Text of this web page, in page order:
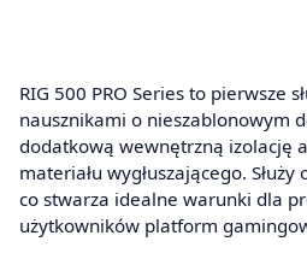
RIG 500 PRO Series to pierwsze
nausznikami o nieszablonowym
dodatkową wewnętrzną izolację
materiału wygłuszającego.
co stwarza idealne warunki dla
użytkowników platform